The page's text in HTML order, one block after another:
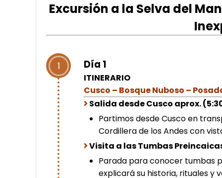
Excursión a la Selva del
1 Día 1
ITINERARIO
Cusco – Bosque Nuboso –
Salida desde Cusco aprox.
Partimos desde Cusco en
Cordillera de los Andes con
Visita a las Tumbas
Parada para conocer tumbas
explicará su historia, rituales y